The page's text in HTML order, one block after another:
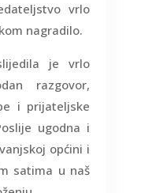
vrlo
nagradilo.
je vrlo
razgovor,
i prijateljske
ugodna i
općini i
satima u naš